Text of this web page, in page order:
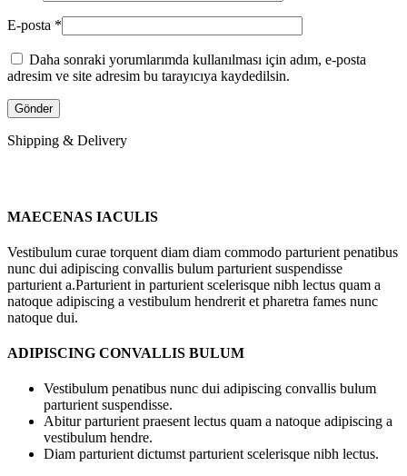
E-posta *
Daha sonraki yorumlarımda kullanılması için adım, e-posta
adresim ve site adresim bu tarayıcıya kaydedilsin.
Shipping & Delivery
MAECENAS IACULIS
Vestibulum curae torquent diam diam commodo parturient penatibus
nunc dui adipiscing convallis bulum parturient suspendisse
parturient a.Parturient in parturient scelerisque nibh lectus quam a
natoque adipiscing a vestibulum hendrerit et pharetra fames nunc
natoque dui.
ADIPISCING CONVALLIS BULUM
Vestibulum penatibus nunc dui adipiscing convallis bulum
parturient suspendisse.
Abitur parturient praesent lectus quam a natoque adipiscing a
vestibulum hendre.
Diam parturient dictumst parturient scelerisque nibh lectus.